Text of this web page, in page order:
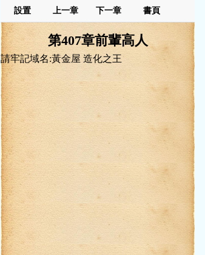
設置 上一章 下一章 書頁
第407章前輩高人
請牢記域名:黃金屋 造化之王